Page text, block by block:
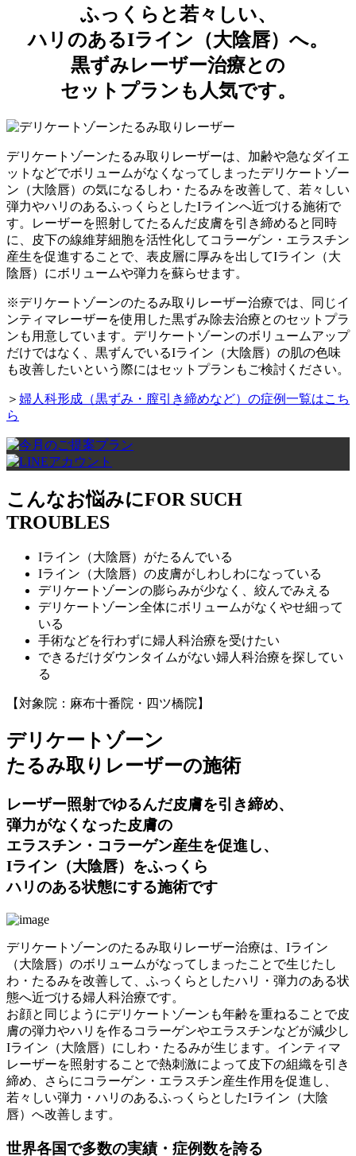
ふっくらと若々しい、
ハリのあるIライン（大陰唇）へ。
黒ずみレーザー治療との
セットプランも人気です。
デリケートゾーンたるみ取りレーザーは、加齢や急なダイエ
ットなどでボリュームがなくなってしまったデリケートゾー
ン（大陰唇）の気になるしわ・たるみを改善して、若々しい
弾力やハリのあるふっくらとしたIラインへ近づける施術で
す。レーザーを照射してたるんだ皮膚を引き締めると同時
に、皮下の線維芽細胞を活性化してコラーゲン・エラスチン
産生を促進することで、表皮層に厚みを出してIライン（大
陰唇）にボリュームや弾力を蘇らせます。
※デリケートゾーンのたるみ取りレーザー治療では、同じイ
ンティマレーザーを使用した黒ずみ除去治療とのセットプラ
ンも用意しています。デリケートゾーンのボリュームアップ
だけではなく、黒ずんでいるIライン（大陰唇）の肌の色味
も改善したいという際にはセットプランもご検討ください。
＞ 婦人科形成（黒ずみ・膣引き締めなど）の症例一覧はこち
ら
こんなお悩みにFOR SUCH
TROUBLES
Iライン（大陰唇）がたるんでいる
Iライン（大陰唇）の皮膚がしわしわになっている
デリケートゾーンの膨らみが少なく、絞んでみえる
デリケートゾーン全体にボリュームがなくやせ細って
いる
手術などを行わずに婦人科治療を受けたい
できるだけダウンタイムがない婦人科治療を探してい
る
【対象院：麻布十番院・四ツ橋院】
デリケートゾーン
たるみ取りレーザーの施術
レーザー照射でゆるんだ皮膚を引き締め、
弾力がなくなった皮膚の
エラスチン・コラーゲン産生を促進し、
Iライン（大陰唇）をふっくら
ハリのある状態にする施術です
デリケートゾーンのたるみ取りレーザー治療は、Iライン
（大陰唇）のボリュームがなってしまったことで生じたし
わ・たるみを改善して、ふっくらとしたハリ・弾力のある状
態へ近づける婦人科治療です。
お顔と同じようにデリケートゾーンも年齢を重ねることで皮
膚の弾力やハリを作るコラーゲンやエラスチンなどが減少し
Iライン（大陰唇）にしわ・たるみが生じます。インティマ
レーザーを照射することで熱刺激によって皮下の組織を引き
締め、さらにコラーゲン・エラスチン産生作用を促進し、
若々しい弾力・ハリのあるふっくらとしたIライン（大陰
唇）へ改善します。
世界各国で多数の実績・症例数を誇る